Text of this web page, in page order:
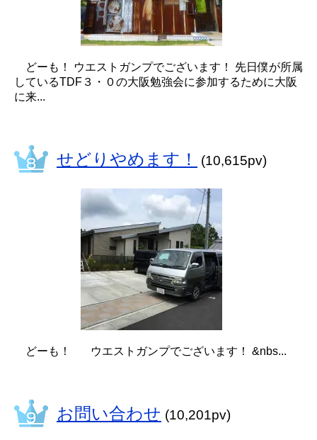
どーも！ ウエストガンプでございます！ 先日僕が所属
しているTDF３・０の大阪勉強会に参加するために大阪
に来...
せどりやめます！ (10,615pv)
どーも！ ウエストガンプでございます！ &nbs...
お問い合わせ (10,201pv)